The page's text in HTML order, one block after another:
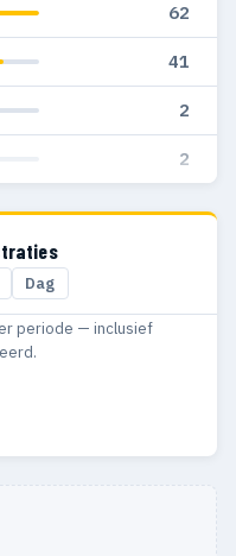
62
41
2
2
Dag
periode — inclusief